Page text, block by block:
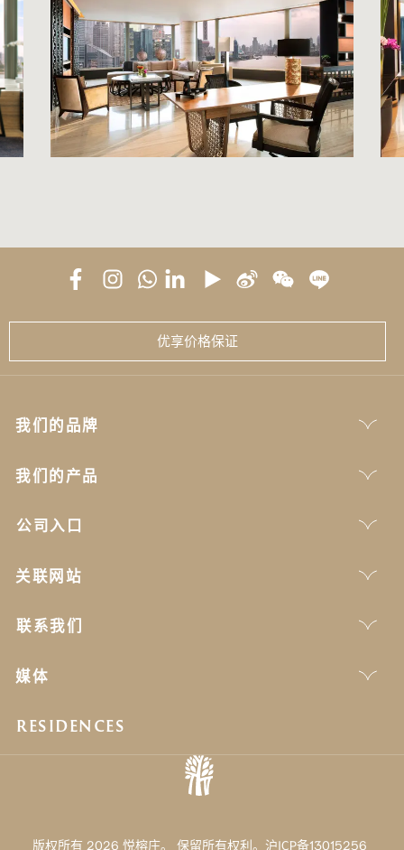
优享价格保证
我们的品牌
我们的产品
公司入口
关联网站
联系我们
媒体
RESIDENCES
版权所有 2026 悦榕庄。 保留所有权利。沪ICP备13015256